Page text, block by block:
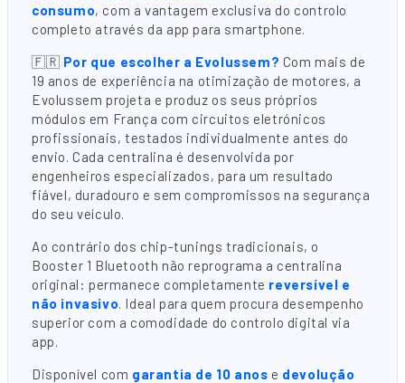
consumo, com a vantagem exclusiva do controlo
completo através da app para smartphone.
🇫🇷 Por que escolher a Evolussem? Com mais de
19 anos de experiência na otimização de motores, a
Evolussem projeta e produz os seus próprios
módulos em França com circuitos eletrónicos
profissionais, testados individualmente antes do
envio. Cada centralina é desenvolvida por
engenheiros especializados, para um resultado
fiável, duradouro e sem compromissos na segurança
do seu veículo.
Ao contrário dos chip-tunings tradicionais, o
Booster 1 Bluetooth não reprograma a centralina
original: permanece completamente reversível e
não invasivo. Ideal para quem procura desempenho
superior com a comodidade do controlo digital via
app.
Disponível com garantia de 10 anos e devolução